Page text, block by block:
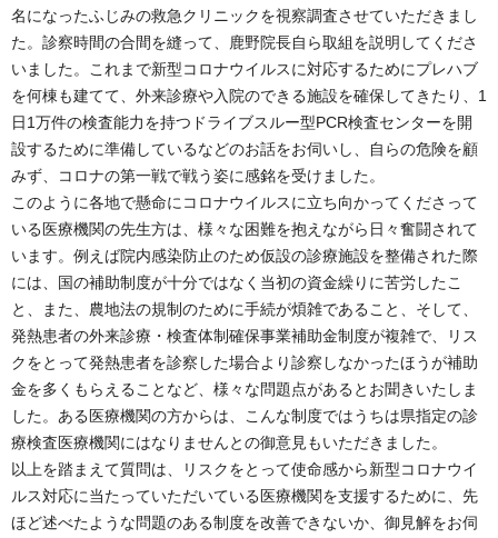
名になったふじみの救急クリニックを視察調査させていただきまし
た。診察時間の合間を縫って、鹿野院長自ら取組を説明してくださ
いました。これまで新型コロナウイルスに対応するためにプレハブ
を何棟も建てて、外来診療や入院のできる施設を確保してきたり、1
日1万件の検査能力を持つドライブスルー型PCR検査センターを開
設するために準備しているなどのお話をお伺いし、自らの危険を顧
みず、コロナの第一戦で戦う姿に感銘を受けました。
このように各地で懸命にコロナウイルスに立ち向かってくださって
いる医療機関の先生方は、様々な困難を抱えながら日々奮闘されて
います。例えば院内感染防止のため仮設の診療施設を整備された際
には、国の補助制度が十分ではなく当初の資金繰りに苦労したこ
と、また、農地法の規制のために手続が煩雑であること、そして、
発熱患者の外来診療・検査体制確保事業補助金制度が複雑で、リス
クをとって発熱患者を診察した場合より診察しなかったほうが補助
金を多くもらえることなど、様々な問題点があるとお聞きいたしま
した。ある医療機関の方からは、こんな制度ではうちは県指定の診
療検査医療機関にはなりませんとの御意見もいただきました。
以上を踏まえて質問は、リスクをとって使命感から新型コロナウイ
ルス対応に当たっていただいている医療機関を支援するために、先
ほど述べたような問題のある制度を改善できないか、御見解をお伺